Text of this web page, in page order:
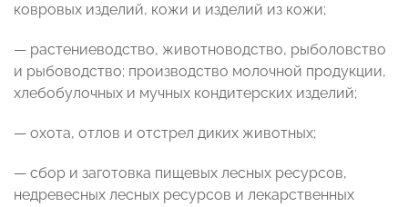
ковровых изделий, кожи и изделий из кожи;
— растениеводство, животноводство, рыболовство
и рыбоводство; производство молочной продукции,
хлебобулочных и мучных кондитерских изделий;
— охота, отлов и отстрел диких животных;
— сбор и заготовка пищевых лесных ресурсов,
недревесных лесных ресурсов и лекарственных